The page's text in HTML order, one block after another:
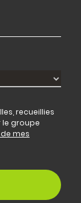
recueillies
groupe
mes